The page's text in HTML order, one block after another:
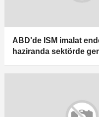
ABD'de ISM imalat
haziranda sektörde